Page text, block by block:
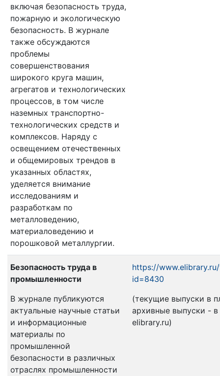
включая безопасность труда,
пожарную и экологическую
безопасность. В журнале
также обсуждаются
проблемы
совершенствования
широкого круга машин,
агрегатов и технологических
процессов, в том числе
наземных транспортно-
технологических средств и
комплексов. Наряду с
освещением отечественных
и общемировых трендов в
указанных областях,
уделяется внимание
исследованиям и
разработкам по
металловедению,
материаловедению и
порошковой металлургии.
Безопасность труда в
промышленности
В журнале публикуются
актуальные научные статьи
и информационные
материалы по
промышленной
безопасности в различных
отраслях промышленности
https://
id=8430
(текущие выпуски в
архивные выпуски -
elibrary.ru)